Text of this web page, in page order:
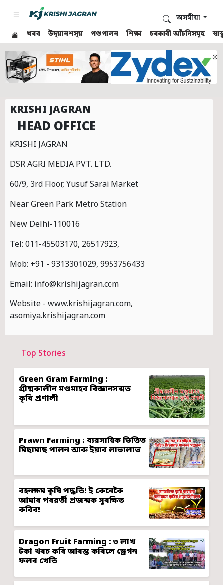
খবৰ উদ্য়ানশস্য় পশুপালন শিক্ষা চৰকাৰী আঁচনিসমূহ
অসমীয়া
KRISHI JAGRAN
HEAD OFFICE
KRISHI JAGRAN
DSR AGRI MEDIA PVT. LTD.
60/9, 3rd Floor, Yusuf Sarai Market
Near Green Park Metro Station
New Delhi-110016
Tel: 011-45503170, 26517923,
Mob: +91 - 9313301029, 9953756433
Email: info@krishijagran.com
Website - www.krishijagran.com,
asomiya.krishijagran.com
Top Stories
Green Gram Farming :
গ্ৰীষ্মকালীন মগুমাহৰ বিজ্ঞানসন্মত
কৃষি প্ৰণালী
Prawn Farming : ব্যৱসায়িক ভিত্তিত
মিছামাছ পালন আৰু ইয়াৰ লাভালাভ
বহনক্ষম কৃষি পদ্ধতি! ই কেনেকৈ
আমাৰ পৰৱৰ্তী প্ৰজন্মক সুৰক্ষিত
কৰিব!
Dragon Fruit Farming : ৩ লাখ
টকা খৰচ কৰি আৰম্ভ কৰিলে ড্ৰেগন
ফলৰ খেতি